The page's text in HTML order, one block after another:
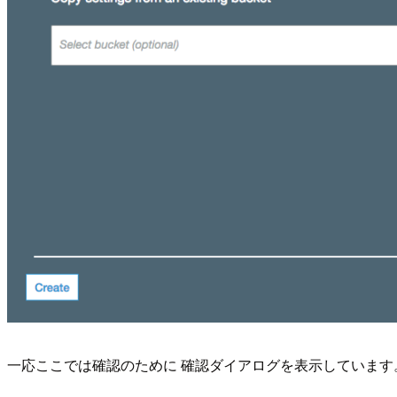
一応ここでは確認のために 確認ダイアログを表示していま